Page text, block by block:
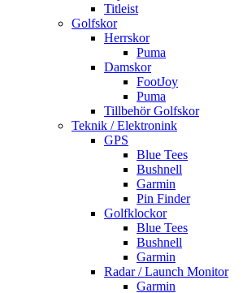
Titleist
Golfskor
Herrskor
Puma
Damskor
FootJoy
Puma
Tillbehör Golfskor
Teknik / Elektronink
GPS
Blue Tees
Bushnell
Garmin
Pin Finder
Golfklockor
Blue Tees
Bushnell
Garmin
Radar / Launch Monitor
Garmin